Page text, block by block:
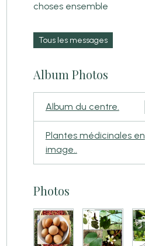
choses ensemble
Tous les messages
Album Photos
Album du centre.
Plantes médicinales en
image..
Photos